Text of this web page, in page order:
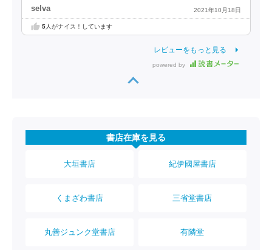
selva 2021年10月18日
5人がナイス！しています
レビューをもっと見る
powered by
書店在庫を見る
大垣書店 紀伊國屋書店
くまざわ書店 三省堂書店
丸善ジュンク堂書店 有隣堂